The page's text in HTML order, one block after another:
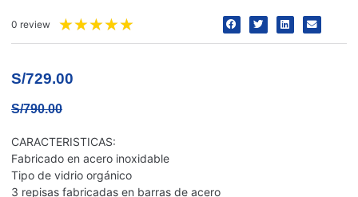
0 review ★★★★★
S/729.00
S/790.00
CARACTERISTICAS:
Fabricado en acero inoxidable
Tipo de vidrio orgánico
3 repisas fabricadas en barras de acero